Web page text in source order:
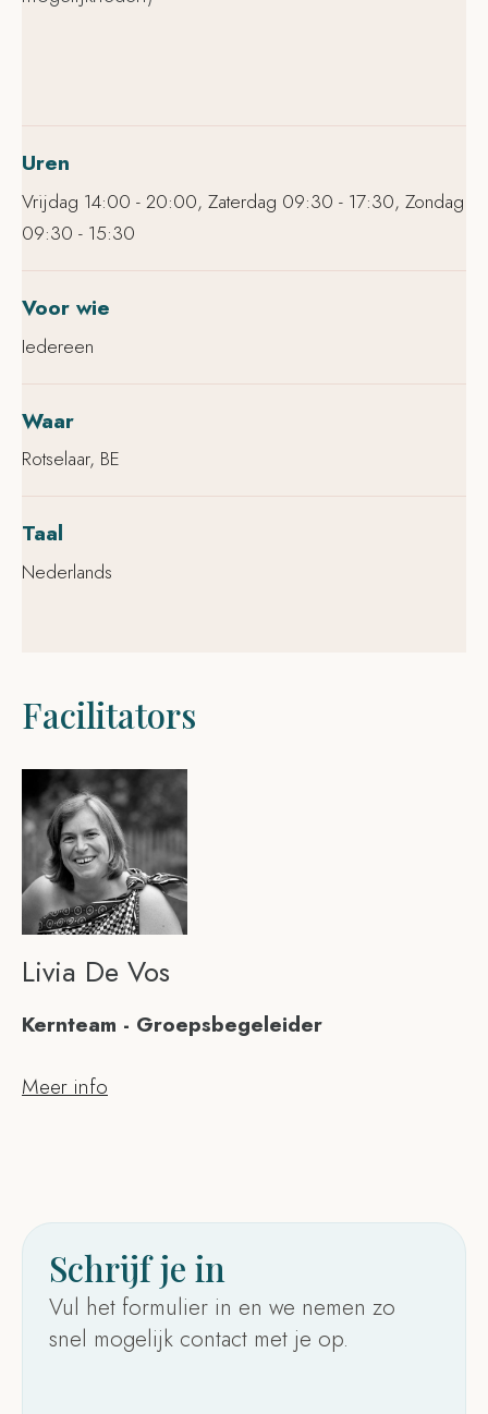
Uren
Vrijdag 14:00 - 20:00, Zaterdag 09:30 - 17:30, Zondag
09:30 - 15:30
Voor wie
Iedereen
Waar
Rotselaar, BE
Taal
Nederlands
Facilitators
Livia De Vos
Kernteam - Groepsbegeleider
Meer info
Schrijf je in
Vul het formulier in en we nemen zo
snel mogelijk contact met je op.